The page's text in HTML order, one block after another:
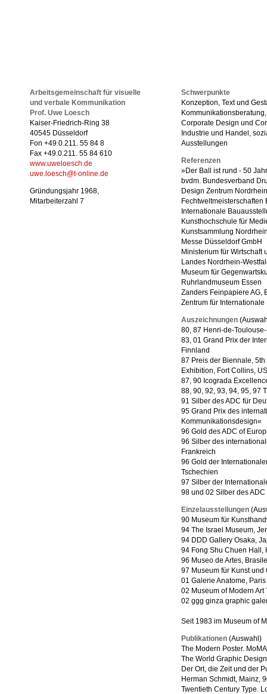
Arbeitsgemeinschaft für visuelle
und verbale Kommunikation
Prof. Uwe Loesch
Kaiser-Friedrich-Ring 38
40545 Düsseldorf
Fon +49.0.211. 55 84 8
Fax +49.0.211. 55 84 610
www.uweloesch.de
uwe.loesch@t-online.de
Gründungsjahr 1968,
Mitarbeiterzahl 7
Schwerpunkte
Konzeption, Text und
Corporate Design und
Industrie und Handel,
Ausstellungen
Referenzen
»Der Ball ist rund - 50
bvdm. Bundesverband
Design Zentrum
Fechtweltmeisterschaften
Internationale
Kunsthochschule für
Kunstsammlung
Messe Düsseldorf GmbH
Ministerium für Wirtschaft
Landes Nordrhein-
Museum für
Ruhrlandmuseum Essen
Zanders Feinpapiere AG,
Zentrum für
Auszeichnungen
80, 87 Henri-de-
83, 01 Grand Prix der
Finnland
87 Preis der Biennale,
Exhibition, Fort Collins,
87, 90 Icograda
88, 90, 92, 93, 94, 95, 97
91 Silber des ADC für
95 Grand Prix des
Kommunikationsdesign«
96 Gold des ADC of
96 Silber des
Frankreich
96 Gold der
Tschechien
97 Silber der
98 und 02 Silber des ADC
Einzelausstellungen
90 Museum für
94 The Israel Museum,
94 DDD Gallery Osaka,
94 Fong Shu Chuen Hall,
96 Museo de Artes,
97 Museum für Kunst
01 Galerie Anatome, Paris
02 Museum of Modern Art
02 ggg ginza graphic
Seit 1983 im Museum of
Publikationen (Auswahl)
The Modern Poster.
The World Graphic
Der Ort, die Zeit und der
Herman Schmidt, Mainz,
Twentieth Century Type.